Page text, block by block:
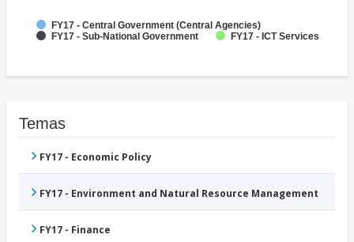
FY17 - Central Government (Central Agencies)
FY17 - Sub-National Government
FY17 - ICT Services
Temas
FY17 - Economic Policy
FY17 - Environment and Natural Resource Management
FY17 - Finance